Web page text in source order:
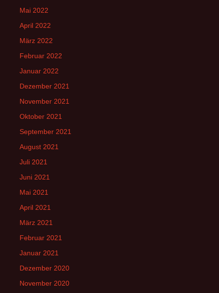
Mai 2022
April 2022
März 2022
Februar 2022
Januar 2022
Dezember 2021
November 2021
Oktober 2021
September 2021
August 2021
Juli 2021
Juni 2021
Mai 2021
April 2021
März 2021
Februar 2021
Januar 2021
Dezember 2020
November 2020